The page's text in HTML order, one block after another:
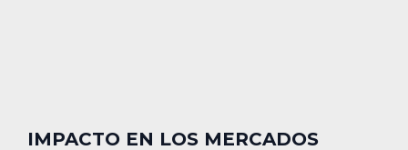
IMPACTO EN LOS MERCADOS